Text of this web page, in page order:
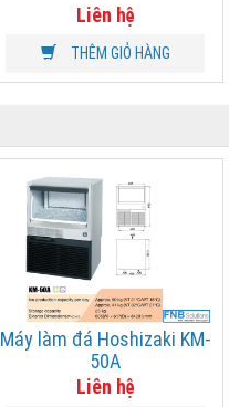
Liên hệ
THÊM GIỎ HÀNG
Máy làm đá Hoshizaki KM-
50A
Liên hệ